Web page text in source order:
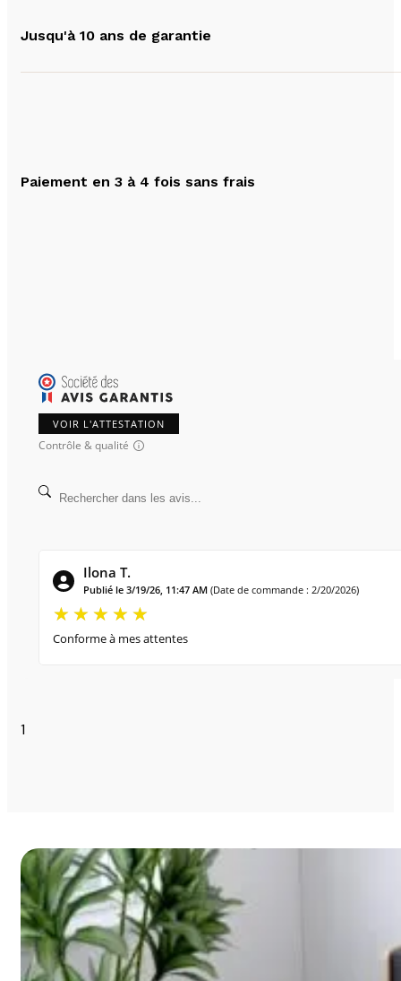
Jusqu'à 10 ans de garantie
Paiement en 3 à 4 fois sans frais
VOIR L'ATTESTATION
Contrôle & qualité
Ilona T.
Publié le 3/19/26, 11:47 AM (Date de commande : 2/20/2026)
Conforme à mes attentes
1